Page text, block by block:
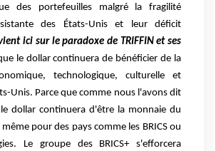
des portefeuilles malgré la fragilité
des États-Unis et leur déficit
ici sur le paradoxe de TRIFFIN et ses
le dollar continuera de bénéficier de la
technologique, culturelle et
Unis. Parce que comme nous l'avons dit
dollar continuera d'être la monnaie du
pour des pays comme les BRICS ou
Le groupe des BRICS+ s'efforcera